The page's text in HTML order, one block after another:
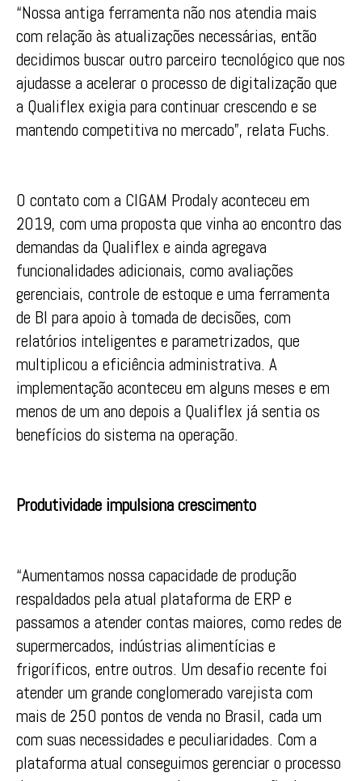
“Nossa antiga ferramenta não nos atendia mais
com relação às atualizações necessárias, então
decidimos buscar outro parceiro tecnológico que nos
ajudasse a acelerar o processo de digitalização que
a Qualiflex exigia para continuar crescendo e se
mantendo competitiva no mercado”, relata Fuchs.
O contato com a CIGAM Prodaly aconteceu em
2019, com uma proposta que vinha ao encontro das
demandas da Qualiflex e ainda agregava
funcionalidades adicionais, como avaliações
gerenciais, controle de estoque e uma ferramenta
de BI para apoio à tomada de decisões, com
relatórios inteligentes e parametrizados, que
multiplicou a eficiência administrativa. A
implementação aconteceu em alguns meses e em
menos de um ano depois a Qualiflex já sentia os
benefícios do sistema na operação.
Produtividade impulsiona crescimento
“Aumentamos nossa capacidade de produção
respaldados pela atual plataforma de ERP e
passamos a atender contas maiores, como redes de
supermercados, indústrias alimentícias e
frigoríficos, entre outros. Um desafio recente foi
atender um grande conglomerado varejista com
mais de 250 pontos de venda no Brasil, cada um
com suas necessidades e peculiaridades. Com a
plataforma atual conseguimos gerenciar o processo